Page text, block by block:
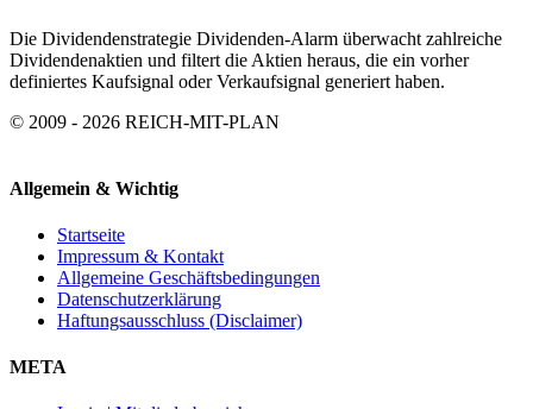
Die Dividendenstrategie Dividenden-Alarm überwacht zahlreiche
Dividendenaktien und filtert die Aktien heraus, die ein vorher
definiertes Kaufsignal oder Verkaufsignal generiert haben.
© 2009 - 2026 REICH-MIT-PLAN
Allgemein & Wichtig
Startseite
Impressum & Kontakt
Allgemeine Geschäftsbedingungen
Datenschutzerklärung
Haftungsausschluss (Disclaimer)
META